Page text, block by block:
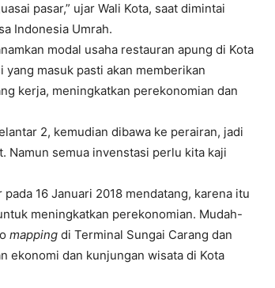
pasar,” ujar Wali Kota, saat dimintai
Indonesia Umrah.
modal usaha restauran apung di Kota
masuk pasti akan memberikan
kerja, meningkatkan perekonomian dan
2, kemudian dibawa ke perairan, jadi
Namun semua invenstasi perlu kita kaji
16 Januari 2018 mendatang, karena itu
meningkatkan perekonomian. Mudah-
mapping di Terminal Sungai Carang dan
ekonomi dan kunjungan wisata di Kota